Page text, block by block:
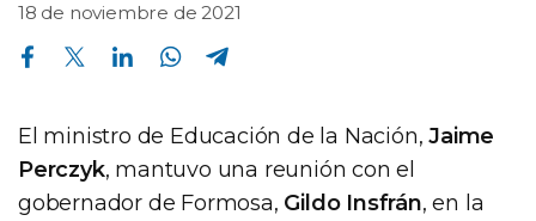
18 de noviembre de 2021
Compartir en Facebook Compartir en Twitter Compartir en Linkedin Compartir en Whatsapp
El ministro de Educación de la Nación,Jaime
Perczyk, mantuvo una reunión con el
gobernador de Formosa, Gildo Insfrán, en la